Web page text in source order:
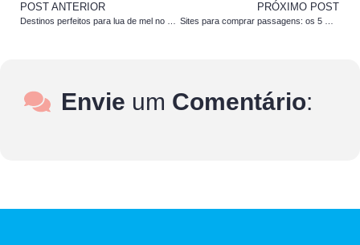
POST ANTERIOR PRÓXIMO POST
Envie um Comentário: